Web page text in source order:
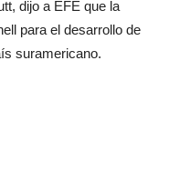
dijo a EFE que la
para el desarrollo de
suramericano.